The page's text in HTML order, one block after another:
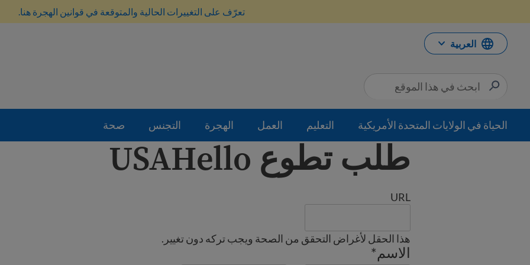
المحتوى
تعرّف على التغييرات الحالية والمتوقعة في قوانين الهجرة هنا.
العربية
الحياة في الولايات المتحدة الأمريكية التعليم العمل الهجرة التجنس صحة
طلب تطوع USAHello
URL
هذا الحقل لأغراض التحقق من الصحة ويجب تركه دون تغيير.
الاسم*